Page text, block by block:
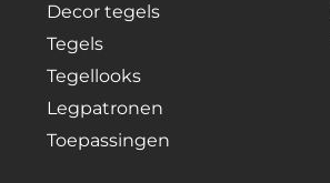
Decor tegels
Tegels
Tegellooks
Legpatronen
Toepassingen